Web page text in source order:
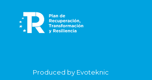
Produced by Evoteknic